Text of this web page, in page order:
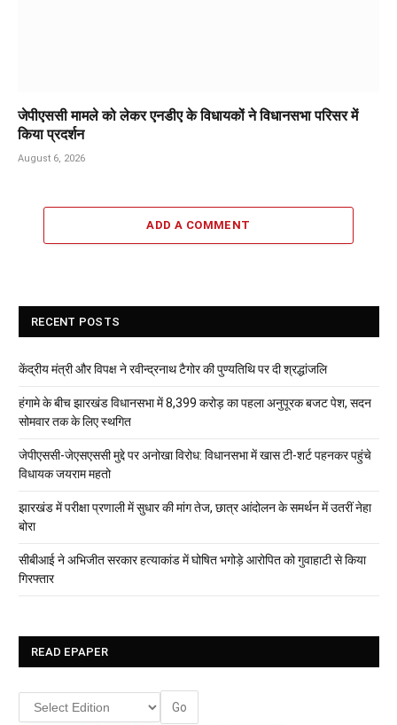
जेपीएससी मामले को लेकर एनडीए के विधायकों ने विधानसभा परिसर में
किया प्रदर्शन
August 6, 2026
ADD A COMMENT
RECENT POSTS
केंद्रीय मंत्री और विपक्ष ने रवीन्द्रनाथ टैगोर की पुण्यतिथि पर दी श्रद्धांजलि
हंगामे के बीच झारखंड विधानसभा में 8,399 करोड़ का पहला अनुपूरक बजट पेश, सदन
सोमवार तक के लिए स्थगित
जेपीएससी-जेएसएससी मुद्दे पर अनोखा विरोध: विधानसभा में खास टी-शर्ट पहनकर पहुंचे
विधायक जयराम महतो
झारखंड में परीक्षा प्रणाली में सुधार की मांग तेज, छात्र आंदोलन के समर्थन में उतरीं नेहा
बोरा
सीबीआई ने अभिजीत सरकार हत्याकांड में घोषित भगोड़े आरोपित को गुवाहाटी से किया
गिरफ्तार
READ EPAPER